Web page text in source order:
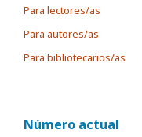
Para lectores/as
Para autores/as
Para bibliotecarios/as
Número actual